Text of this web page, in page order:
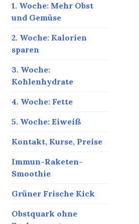
1. Woche: Mehr Obst
und Gemüse
2. Woche: Kalorien
sparen
3. Woche:
Kohlenhydrate
4. Woche: Fette
5. Woche: Eiweiß
Kontakt, Kurse, Preise
Immun-Raketen-
Smoothie
Grüner Frische Kick
Obstquark ohne